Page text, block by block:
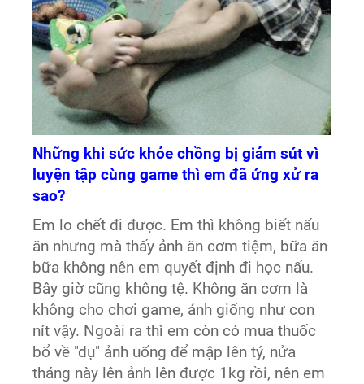
Những khi sức khỏe chồng bị giảm sút vì
luyện tập cùng game thì em đã ứng xử ra
sao?
Em lo chết đi được. Em thì không biết nấu
ăn nhưng mà thấy ảnh ăn cơm tiệm, bữa ăn
bữa không nên em quyết định đi học nấu.
Bây giờ cũng không tệ. Không ăn cơm là
không cho chơi game, ảnh giống như con
nít vậy. Ngoài ra thì em còn có mua thuốc
bổ về "dụ" ảnh uống để mập lên tý, nửa
tháng này lên ảnh lên được 1kg rồi, nên em